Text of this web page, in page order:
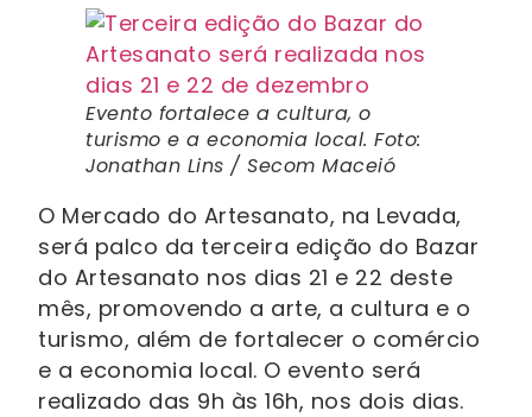
Evento fortalece a cultura, o
turismo e a economia local. Foto:
Jonathan Lins / Secom Maceió
O Mercado do Artesanato, na Levada,
será palco da terceira edição do Bazar
do Artesanato nos dias 21 e 22 deste
mês, promovendo a arte, a cultura e o
turismo, além de fortalecer o comércio
e a economia local. O evento será
realizado das 9h às 16h, nos dois dias.